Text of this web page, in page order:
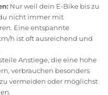
Nur weil dein E-Bike bis zu
nicht immer mit
Eine entspannte
h ist oft ausreichend und
Anstiege, die eine hohe
verbrauchen besonders
vermeiden oder möglichst